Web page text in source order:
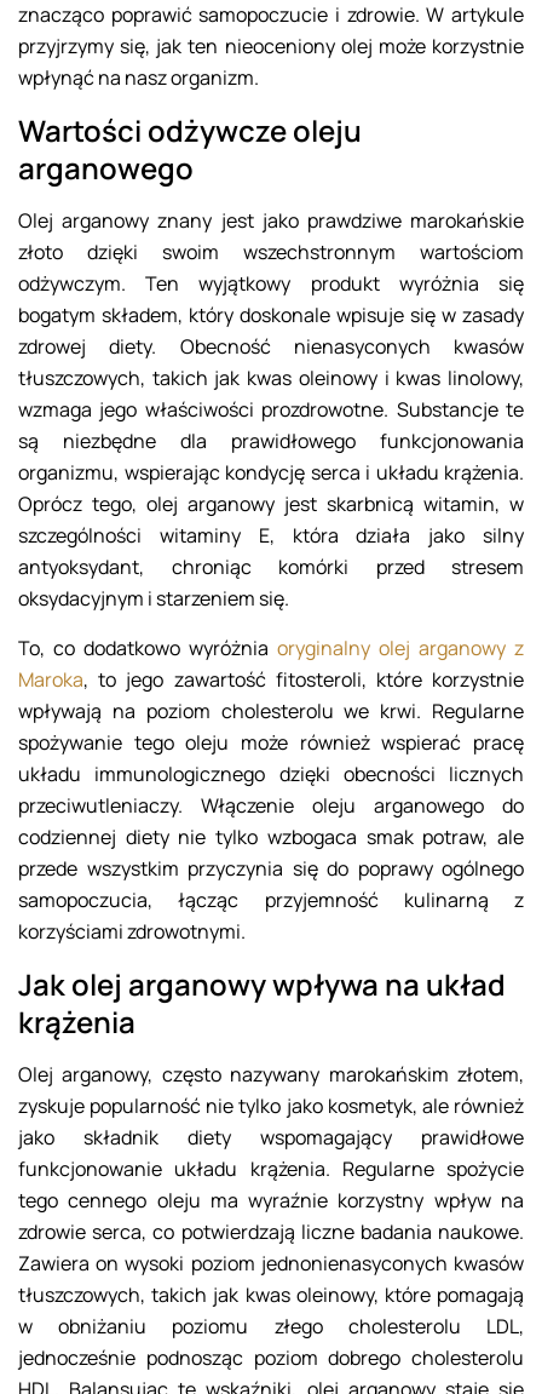
znacząco poprawić samopoczucie i zdrowie. W artykule
przyjrzymy się, jak ten nieoceniony olej może korzystnie
wpłynąć na nasz organizm.
Wartości odżywcze oleju
arganowego
Olej arganowy znany jest jako prawdziwe marokańskie
złoto dzięki swoim wszechstronnym wartościom
odżywczym. Ten wyjątkowy produkt wyróżnia się
bogatym składem, który doskonale wpisuje się w zasady
zdrowej diety. Obecność nienasyconych kwasów
tłuszczowych, takich jak kwas oleinowy i kwas linolowy,
wzmaga jego właściwości prozdrowotne. Substancje te
są niezbędne dla prawidłowego funkcjonowania
organizmu, wspierając kondycję serca i układu krążenia.
Oprócz tego, olej arganowy jest skarbnicą witamin, w
szczególności witaminy E, która działa jako silny
antyoksydant, chroniąc komórki przed stresem
oksydacyjnym i starzeniem się.
To, co dodatkowo wyróżnia oryginalny olej arganowy z
Maroka, to jego zawartość fitosteroli, które korzystnie
wpływają na poziom cholesterolu we krwi. Regularne
spożywanie tego oleju może również wspierać pracę
układu immunologicznego dzięki obecności licznych
przeciwutleniaczy. Włączenie oleju arganowego do
codziennej diety nie tylko wzbogaca smak potraw, ale
przede wszystkim przyczynia się do poprawy ogólnego
samopoczucia, łącząc przyjemność kulinarną z
korzyściami zdrowotnymi.
Jak olej arganowy wpływa na układ
krążenia
Olej arganowy, często nazywany marokańskim złotem,
zyskuje popularność nie tylko jako kosmetyk, ale również
jako składnik diety wspomagający prawidłowe
funkcjonowanie układu krążenia. Regularne spożycie
tego cennego oleju ma wyraźnie korzystny wpływ na
zdrowie serca, co potwierdzają liczne badania naukowe.
Zawiera on wysoki poziom jednonienasyconych kwasów
tłuszczowych, takich jak kwas oleinowy, które pomagają
w obniżaniu poziomu złego cholesterolu LDL,
jednocześnie podnosząc poziom dobrego cholesterolu